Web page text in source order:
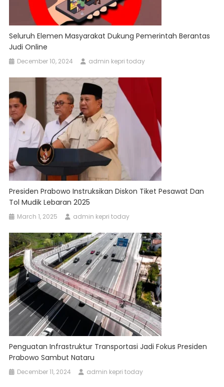
Seluruh Elemen Masyarakat Dukung Pemerintah Berantas
Judi Online
December 10, 2024 admin kepri today
Presiden Prabowo Instruksikan Diskon Tiket Pesawat Dan
Tol Mudik Lebaran 2025
March 1, 2025 admin kepri today
Penguatan Infrastruktur Transportasi Jadi Fokus Presiden
Prabowo Sambut Nataru
December 11, 2024 admin kepri today